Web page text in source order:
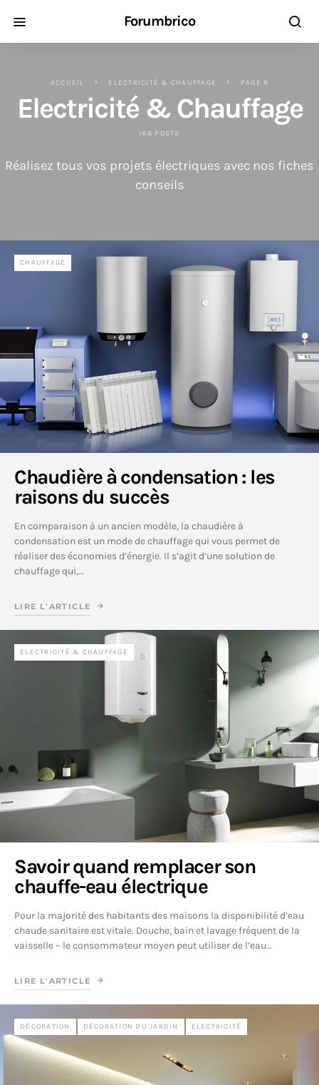
Forumbrico
ACCUEIL ELECTRICITÉ & CHAUFFAGE PAGE 8
Electricité & Chauffage
168 POSTS
Réalisez tous vos projets électriques avec nos fiches
conseils
CHAUFFAGE
Chaudière à condensation : les
raisons du succès
En comparaison à un ancien modèle, la chaudière à
condensation est un mode de chauffage qui vous permet de
réaliser des économies d’énergie. Il s’agit d’une solution de
chauffage qui,…
LIRE L'ARTICLE
ELECTRICITÉ & CHAUFFAGE
Savoir quand remplacer son
chauffe-eau électrique
Pour la majorité des habitants des maisons la disponibilité d’eau
chaude sanitaire est vitale. Douche, bain et lavage fréquent de la
vaisselle – le consommateur moyen peut utiliser de l’eau…
LIRE L'ARTICLE
DÉCORATION DÉCORATION DU JARDIN ELECTRICITÉ